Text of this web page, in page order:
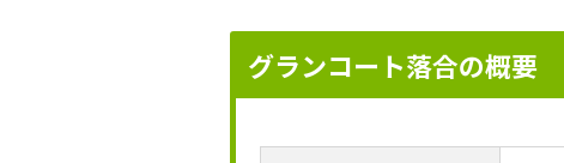
グランコート落合の概要